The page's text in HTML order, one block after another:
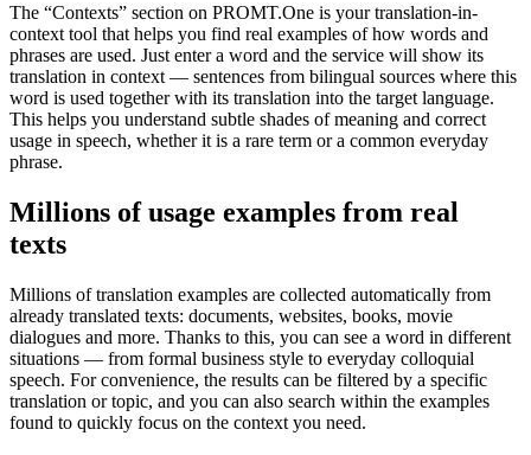
The “Contexts” section on PROMT.One is your translation-in-
context tool that helps you find real examples of how words and
phrases are used. Just enter a word and the service will show its
translation in context — sentences from bilingual sources where this
word is used together with its translation into the target language.
This helps you understand subtle shades of meaning and correct
usage in speech, whether it is a rare term or a common everyday
phrase.
Millions of usage examples from real
texts
Millions of translation examples are collected automatically from
already translated texts: documents, websites, books, movie
dialogues and more. Thanks to this, you can see a word in different
situations — from formal business style to everyday colloquial
speech. For convenience, the results can be filtered by a specific
translation or topic, and you can also search within the examples
found to quickly focus on the context you need.